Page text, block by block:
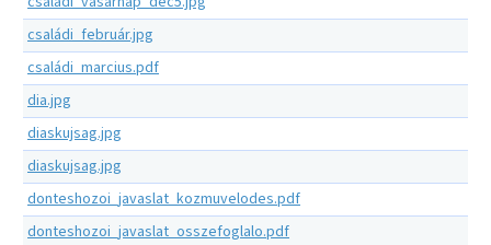
családi_február.jpg
családi_marcius.pdf
dia.jpg
diaskujsag.jpg
diaskujsag.jpg
donteshozoi_javaslat_kozmuvelodes.pdf
donteshozoi_javaslat_osszefoglalo.pdf